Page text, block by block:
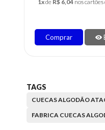
1xde R$ 6,04 nos
Comprar
TAGS
CUECAS ALGODÃO
FABRICA CUECAS